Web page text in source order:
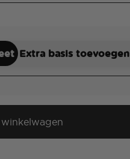
Extra basis toevoegen